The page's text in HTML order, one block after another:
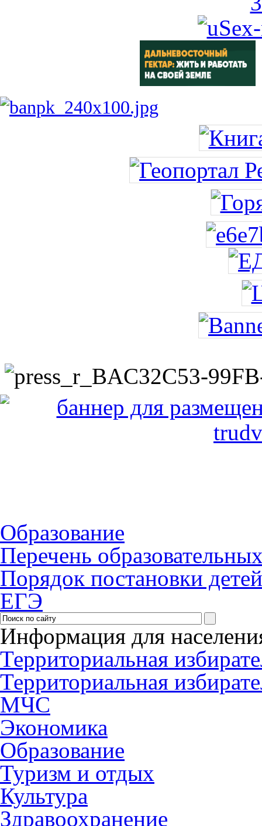
Образование
Перечень
Порядок постановки
ЕГЭ
Информация для
Территориальная
Территориальная
МЧС
Экономика
Образование
Туризм и отдых
Культура
Здравоохранение